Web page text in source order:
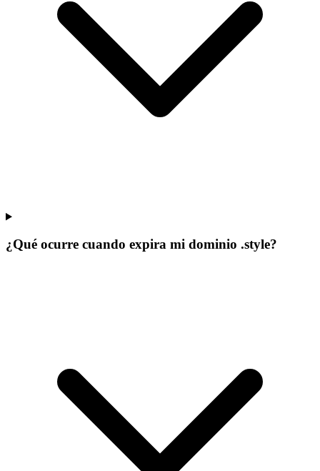
¿Qué ocurre cuando expira mi dominio .style?